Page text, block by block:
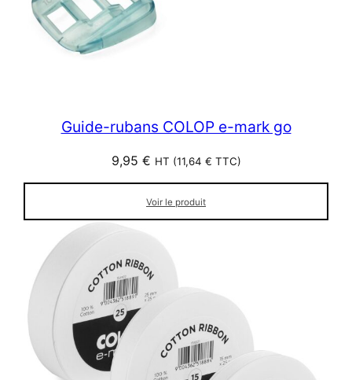
Guide-rubans COLOP e-mark go
9,95 € HT (11,64 € TTC)
Voir le produit